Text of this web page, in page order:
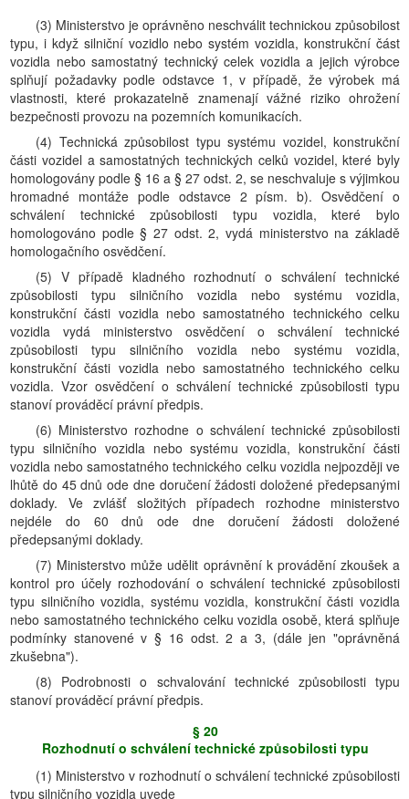
(3) Ministerstvo je oprávněno neschválit technickou způsobilost
typu, i když silniční vozidlo nebo systém vozidla, konstrukční část
vozidla nebo samostatný technický celek vozidla a jejich výrobce
splňují požadavky podle odstavce 1, v případě, že výrobek má
vlastnosti, které prokazatelně znamenají vážné riziko ohrožení
bezpečnosti provozu na pozemních komunikacích.
(4) Technická způsobilost typu systému vozidel, konstrukční
části vozidel a samostatných technických celků vozidel, které byly
homologovány podle § 16 a § 27 odst. 2, se neschvaluje s výjimkou
hromadné montáže podle odstavce 2 písm. b). Osvědčení o
schválení technické způsobilosti typu vozidla, které bylo
homologováno podle § 27 odst. 2, vydá ministerstvo na základě
homologačního osvědčení.
(5) V případě kladného rozhodnutí o schválení technické
způsobilosti typu silničního vozidla nebo systému vozidla,
konstrukční části vozidla nebo samostatného technického celku
vozidla vydá ministerstvo osvědčení o schválení technické
způsobilosti typu silničního vozidla nebo systému vozidla,
konstrukční části vozidla nebo samostatného technického celku
vozidla. Vzor osvědčení o schválení technické způsobilosti typu
stanoví prováděcí právní předpis.
(6) Ministerstvo rozhodne o schválení technické způsobilosti
typu silničního vozidla nebo systému vozidla, konstrukční části
vozidla nebo samostatného technického celku vozidla nejpozději ve
lhůtě do 45 dnů ode dne doručení žádosti doložené předepsanými
doklady. Ve zvlášť složitých případech rozhodne ministerstvo
nejdéle do 60 dnů ode dne doručení žádosti doložené
předepsanými doklady.
(7) Ministerstvo může udělit oprávnění k provádění zkoušek a
kontrol pro účely rozhodování o schválení technické způsobilosti
typu silničního vozidla, systému vozidla, konstrukční části vozidla
nebo samostatného technického celku vozidla osobě, která splňuje
podmínky stanovené v § 16 odst. 2 a 3, (dále jen "oprávněná
zkušebna").
(8) Podrobnosti o schvalování technické způsobilosti typu
stanoví prováděcí právní předpis.
§ 20
Rozhodnutí o schválení technické způsobilosti typu
(1) Ministerstvo v rozhodnutí o schválení technické způsobilosti
typu silničního vozidla uvede